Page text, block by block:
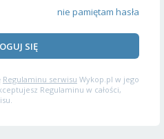
nie pamiętam hasła
SIĘ
Regulaminu serwisu Wykop.pl w jego
Regulaminu w całości,